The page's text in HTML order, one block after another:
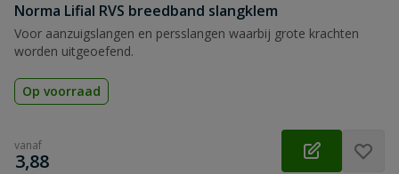
Norma Lifial RVS breedband slangklem
Voor aanzuigslangen en persslangen waarbij grote krachten
worden uitgeoefend.
Op voorraad
vanaf
€
3,88